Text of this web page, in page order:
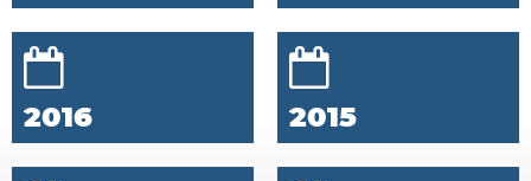
2016 2015